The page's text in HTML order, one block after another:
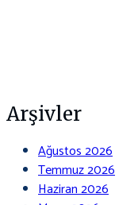
Arşivler
Ağustos 2026
Temmuz 2026
Haziran 2026